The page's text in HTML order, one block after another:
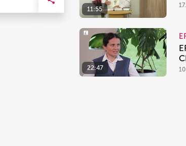
11:55
22:47